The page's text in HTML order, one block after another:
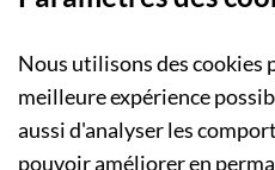
A PROPOS
Nous utilisons des cookies
meilleure expérience
aussi d'analyser les
pouvoir améliorer en